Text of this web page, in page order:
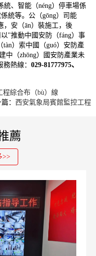
統、智能（néng）停車場係
統等。公（gōng）司能
，安（ān）裝施工，後
"推動中國安防（fáng）事
）索中國（guó）安防產
中（zhōng）國安防產業未
熱線： 029-81777975、
綜合布（bù）線
篇： 西安氣象局賓館監控工程
薦
>>